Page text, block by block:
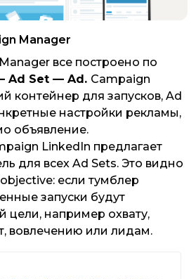
Manager
все построено по
Ad Set — Ad. Campaign
контейнер для запусков, Ad
настройки рекламы,
объявление.
LinkedIn предлагает
для всех Ad Sets. Это видно
если тумблер
запуски будут
цели, например охвату,
вовлечению или лидам.